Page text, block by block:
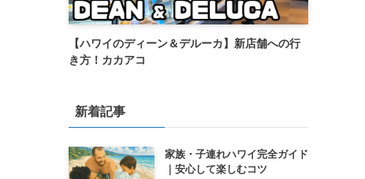
【ハワイのディーン＆デルーカ】新店舗への行
き方！カカアコ
新着記事
家族・子連れハワイ完全ガイド
｜安心して楽しむコツ